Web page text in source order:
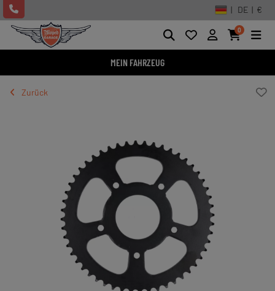
| DE | €
0
MEIN FAHRZEUG
Zurück